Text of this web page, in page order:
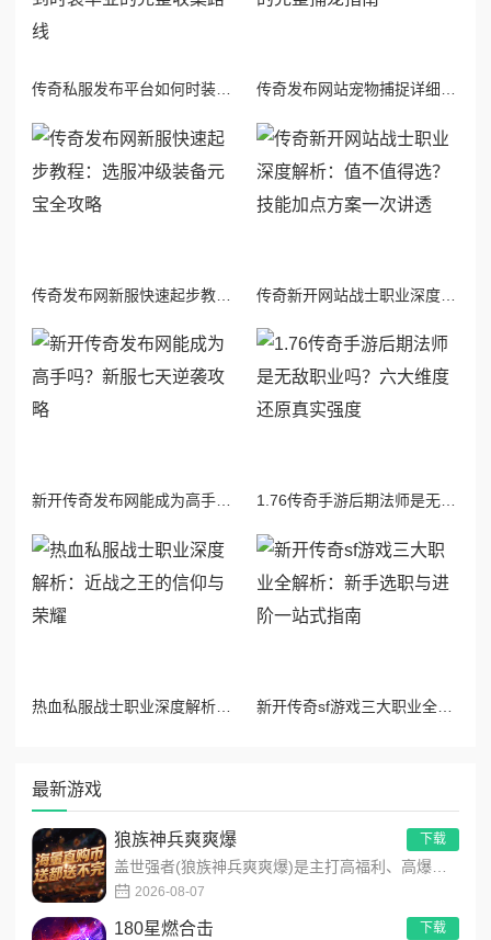
传奇新开网站战士职业深度解析：值不值得选？技能加点方案一次讲透
新开传奇发布网能成为高手吗？新服七天逆袭攻略 1.76传奇手游后期法师是无敌职业吗？六大维度还原真实强度
新开传奇sf游戏三大职业全解析：新手选职与进阶一站式指南
最新游戏
狼族神兵爽爽爆
2026-08-07
下载
180星燃合击 下载